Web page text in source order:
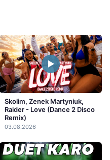
Skolim, Zenek Martyniuk,
Raider - Love (Dance 2 Disco
Remix)
03.08.2026